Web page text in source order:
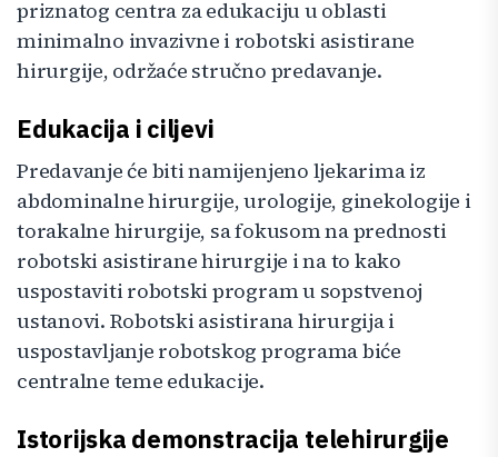
priznatog centra za edukaciju u oblasti
minimalno invazivne i robotski asistirane
hirurgije, održaće stručno predavanje.
Edukacija i ciljevi
Predavanje će biti namijenjeno ljekarima iz
abdominalne hirurgije, urologije, ginekologije i
torakalne hirurgije, sa fokusom na prednosti
robotski asistirane hirurgije i na to kako
uspostaviti robotski program u sopstvenoj
ustanovi. Robotski asistirana hirurgija i
uspostavljanje robotskog programa biće
centralne teme edukacije.
Istorijska demonstracija telehirurgije